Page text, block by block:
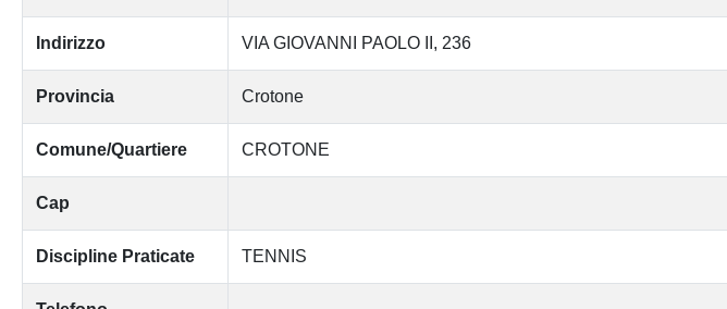
Indirizzo VIA GIOVANNI PAOLO II, 236
Provincia Crotone
Comune/Quartiere CROTONE
Cap
Discipline Praticate TENNIS